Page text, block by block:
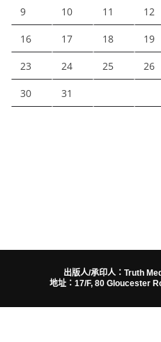
9 10 11 12
16 17 18 19
23 24 25 26
30 31
出版人/承印人：Truth
地址：17/F, 80 Gloucester